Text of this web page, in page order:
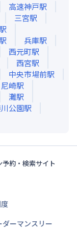
高速神戸駅
三宮駅
駅
駅 兵庫駅
西元町駅
西宮駅
中央市場前駅
尼崎駅
灘駅
公園駅
約・検索サイト
ダーマンスリー